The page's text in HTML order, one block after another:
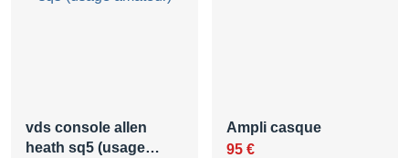
vds console allen
heath sq5 (usage…
Ampli casque
95 €